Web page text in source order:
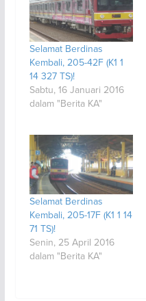
Selamat Berdinas
Kembali, 205-42F (K1 1
14 327 TS)!
Sabtu, 16 Januari 2016
dalam "Berita KA"
Selamat Berdinas
Kembali, 205-17F (K1 1 14
71 TS)!
Senin, 25 April 2016
dalam "Berita KA"